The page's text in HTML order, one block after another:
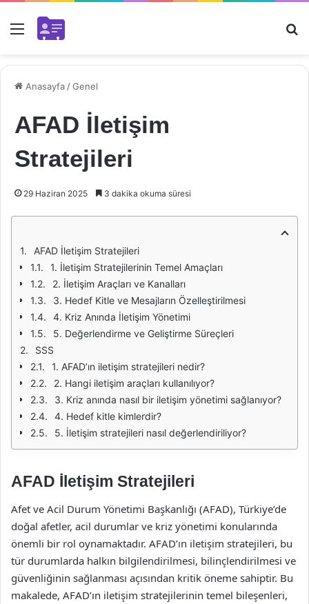
Menü
Anasayfa /Genel
AFAD İletişim
Stratejileri
29 Haziran 2025 3 dakika okuma süresi
AFAD İletişim Stratejileri
1. İletişim Stratejilerinin Temel Amaçları
2. İletişim Araçları ve Kanalları
3. Hedef Kitle ve Mesajların Özelleştirilmesi
4. Kriz Anında İletişim Yönetimi
5. Değerlendirme ve Geliştirme Süreçleri
SSS
1. AFAD’ın iletişim stratejileri nedir?
2. Hangi iletişim araçları kullanılıyor?
3. Kriz anında nasıl bir iletişim yönetimi sağlanıyor?
4. Hedef kitle kimlerdir?
5. İletişim stratejileri nasıl değerlendiriliyor?
AFAD İletişim Stratejileri
Afet ve Acil Durum Yönetimi Başkanlığı (AFAD), Türkiye’de
doğal afetler, acil durumlar ve kriz yönetimi konularında
önemli bir rol oynamaktadır. AFAD’ın iletişim stratejileri, bu
tür durumlarda halkın bilgilendirilmesi, bilinçlendirilmesi ve
güvenliğinin sağlanması açısından kritik öneme sahiptir. Bu
makalede, AFAD’ın iletişim stratejilerinin temel bileşenleri,